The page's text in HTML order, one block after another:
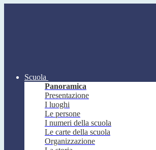
Scuola
Panoramica
Presentazione
I luoghi
Le persone
I numeri della scuola
Le carte della scuola
Organizzazione